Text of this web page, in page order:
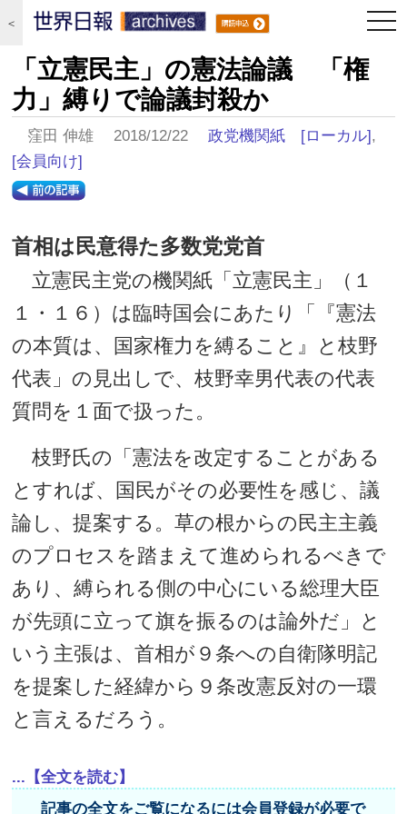
＜
「立憲民主」の憲法論議 「権
力」縛りで論議封殺か
窪田 伸雄 2018/12/22政党機関紙 [ローカル],
[会員向け]
首相は民意得た多数党党首
立憲民主党の機関紙「立憲民主」（１
１・１６）は臨時国会にあたり「『憲法
の本質は、国家権力を縛ること』と枝野
代表」の見出しで、枝野幸男代表の代表
質問を１面で扱った。
枝野氏の「憲法を改定することがある
とすれば、国民がその必要性を感じ、議
論し、提案する。草の根からの民主主義
のプロセスを踏まえて進められるべきで
あり、縛られる側の中心にいる総理大臣
が先頭に立って旗を振るのは論外だ」と
いう主張は、首相が９条への自衛隊明記
を提案した経緯から９条改憲反対の一環
と言えるだろう。
...【全文を読む】
記事の全文をご覧になるには会員登録が必要で